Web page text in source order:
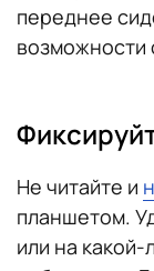
переднее
возможности
Не читайте и
планшетом.
или на